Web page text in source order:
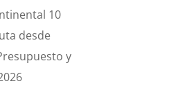
10
desde
y